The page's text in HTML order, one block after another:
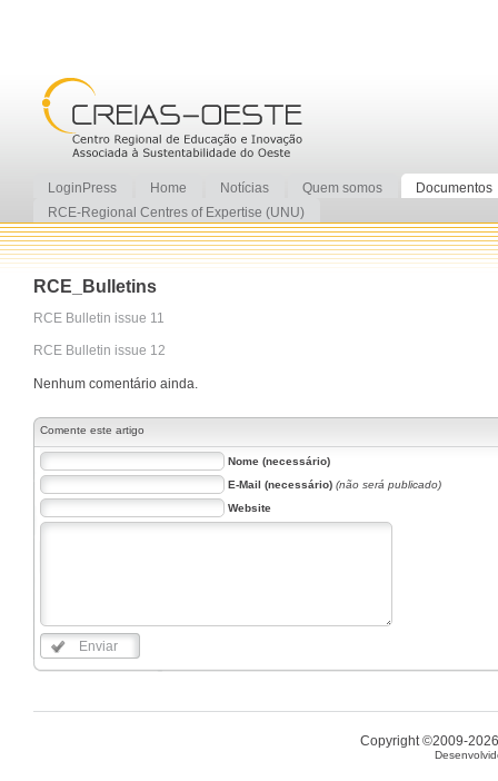
LoginPress Home Notícias Quem somos
Documentos
RCE-Regional Centres of Expertise (UNU)
RCE_Bulletins
RCE Bulletin issue 11
RCE Bulletin issue 12
Nenhum comentário ainda.
Comente este artigo
Nome (necessário)
E-Mail (necessário) (não será publicado)
Website
Enviar
Copyright ©2009-